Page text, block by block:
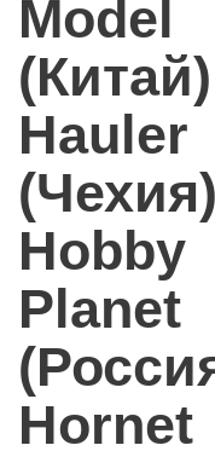
Model
(Китай)
Hauler
(Чехия)
Hobby
Planet
Hornet